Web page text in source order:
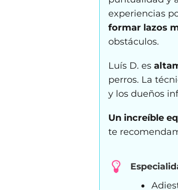
experiencias
formar lazos
obstáculos.
Luís D. es
perros. La
y los dueños
Un increíble
te